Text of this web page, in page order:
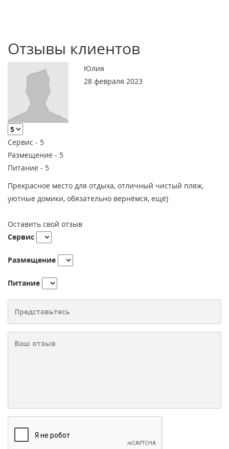
Отзывы клиентов
Юлия
28 февраля 2023
Сервис - 5
Размещение - 5
Питание - 5
Прекрасное место для отдыха, отличный чистый пляж,
уютные домики, обязательно вернёмся, ещё)
Оставить свой отзыв
Сервис
Размещение
Питание